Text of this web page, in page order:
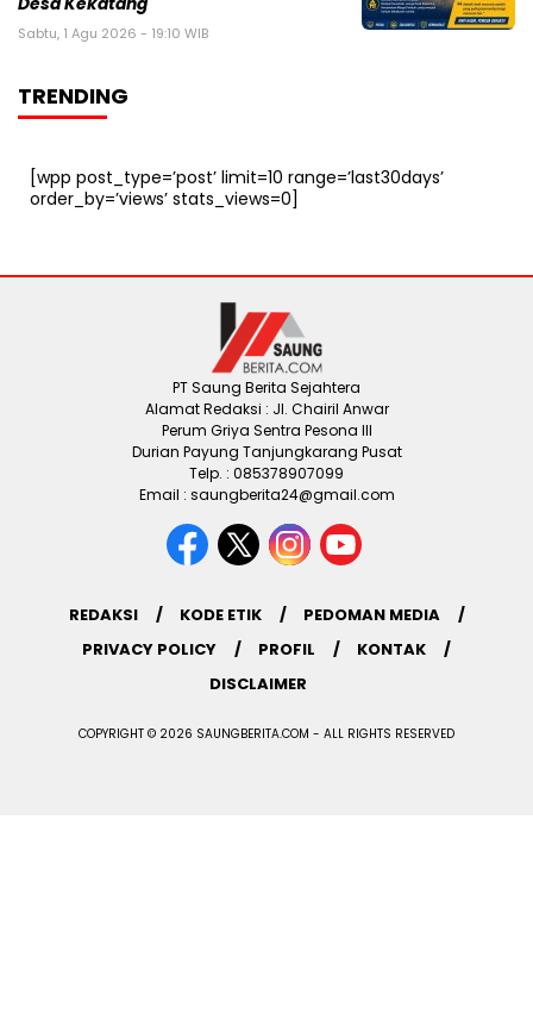
Desa Kekatang
Sabtu, 1 Agu 2026 - 19:10 WIB
TRENDING
[wpp post_type=’post’ limit=10 range=’last30days’
order_by=’views’ stats_views=0]
PT Saung Berita Sejahtera
Alamat Redaksi : Jl. Chairil Anwar
Perum Griya Sentra Pesona III
Durian Payung Tanjungkarang Pusat
Telp. : 085378907099
Email : saungberita24@gmail.com
REDAKSI KODE ETIK
PEDOMAN MEDIA
PRIVACY POLICY
PROFIL
KONTAK
DISCLAIMER
COPYRIGHT © 2026 SAUNGBERITA.COM - ALL RIGHTS RESERVED